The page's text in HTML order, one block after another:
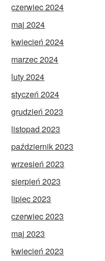
czerwiec 2024
maj 2024
kwiecień 2024
marzec 2024
luty 2024
styczeń 2024
grudzień 2023
listopad 2023
październik 2023
wrzesień 2023
sierpień 2023
lipiec 2023
czerwiec 2023
maj 2023
kwiecień 2023